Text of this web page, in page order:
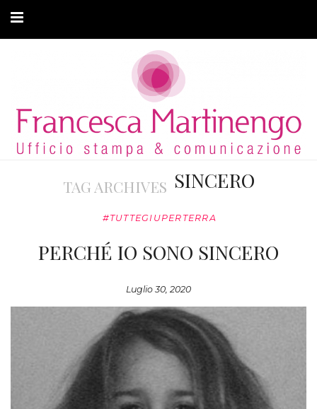
ARTICOLI
MODA ADATTIVA
CONTATTITAG ARCHIVES SINCERO
#TUTTEGIUPERTERRA
PERCHÉ IO SONO SINCERO
Luglio 30, 2020